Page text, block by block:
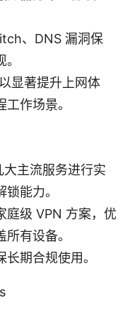
、DNS 漏洞保
显著提升上网体
作场景。
主流服务进行实
能力。
庭级 VPN 方案，优
有设备。
期合规使用。